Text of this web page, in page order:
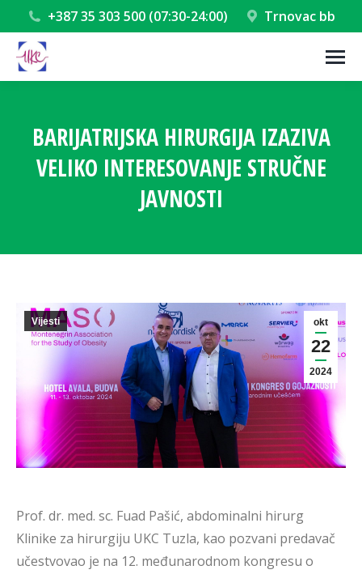
+387 35 303 500 (07:30-24:00) Trnovac bb
BARIJATRIJSKA HIRURGIJA IZAZIVA
VELIKO INTERESOVANJE STRUČNE
JAVNOSTI
okt
22
2024
Vijesti
Prof. dr. med. sc. Fuad Pašić, abdominalni hirurg
Klinike za hirurgiju UKC Tuzla, kao pozvani predavač
učestvovao je na 12. međunarodnom kongresu o